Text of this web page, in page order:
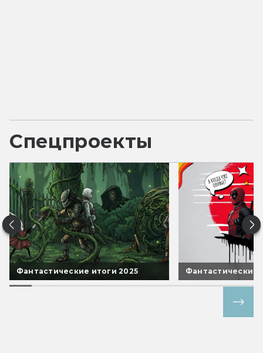
Спецпроекты
Фантастические итоги 2025 Фантастические